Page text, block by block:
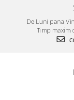
De Luni pana
Timp maxim